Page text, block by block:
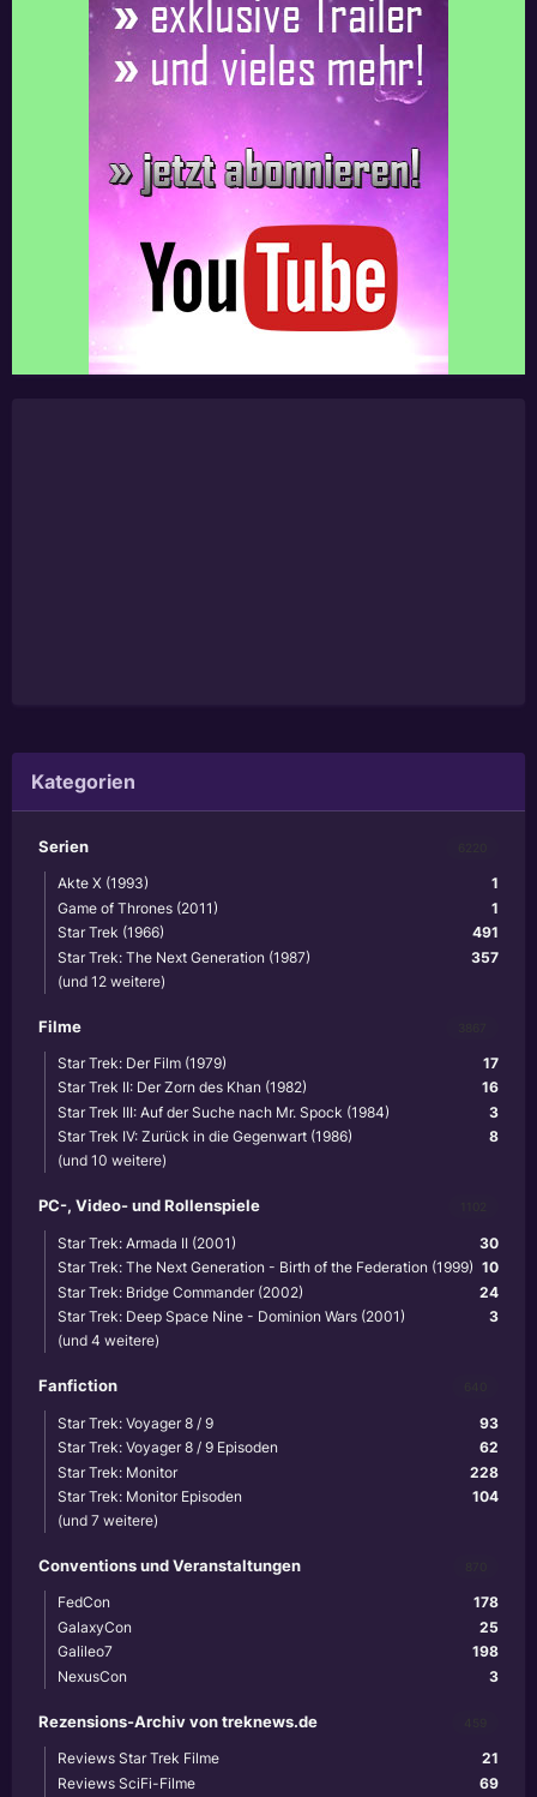
Kategorien
Serien
1
Akte X (1993)
1
Game of Thrones (2011)
491
Star Trek (1966)
357
Star Trek: The Next Generation (1987)
(und 12 weitere)
Filme
17
Star Trek: Der Film (1979)
16
Star Trek II: Der Zorn des Khan (1982)
3
Star Trek III: Auf der Suche nach Mr. Spock (1984)
8
Star Trek IV: Zurück in die Gegenwart (1986)
(und 10 weitere)
PC-, Video- und Rollenspiele
30
Star Trek: Armada II (2001)
10
Star Trek: The Next Generation - Birth of the Federation (1999)
24
Star Trek: Bridge Commander (2002)
3
Star Trek: Deep Space Nine - Dominion Wars (2001)
(und 4 weitere)
Fanfiction
93
Star Trek: Voyager 8 / 9
62
Star Trek: Voyager 8 / 9 Episoden
228
Star Trek: Monitor
104
Star Trek: Monitor Episoden
(und 7 weitere)
Conventions und Veranstaltungen
178
FedCon
25
GalaxyCon
198
Galileo7
3
NexusCon
Rezensions-Archiv von treknews.de
21
Reviews Star Trek Filme
69
Reviews SciFi-Filme